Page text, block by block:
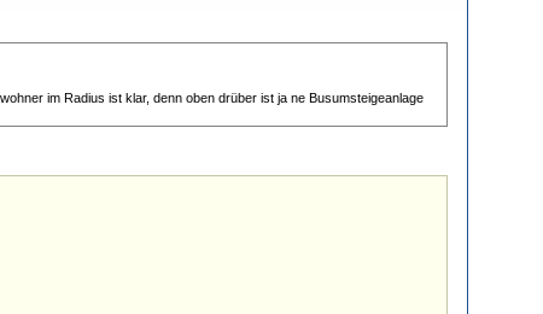
im Radius ist klar, denn oben drüber ist ja ne Busumsteigeanlage